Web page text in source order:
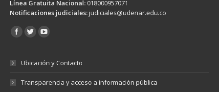
Línea Gratuita Nacional: 018000957071
Notificaciones judiciales:judiciales@udenar.edu.co
Encuéntranos en:
Ubicación y Contacto
Transparencia y acceso a información pública